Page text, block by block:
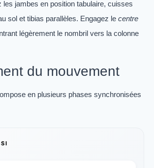
les jambes en position tabulaire, cuisses
sol et tibias parallèles. Engagez le centre
légèrement le nombril vers la colonne
du mouvement
en plusieurs phases synchronisées